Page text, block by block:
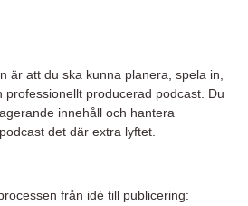
är att du ska kunna planera, spela in,
professionellt producerad podcast. Du
innehåll och hantera
det där extra lyftet.
från idé till publicering: